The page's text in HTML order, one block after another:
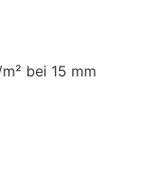
bei 15 mm